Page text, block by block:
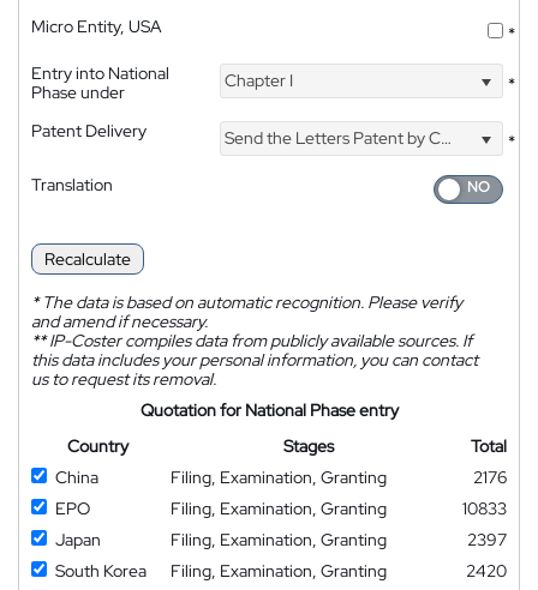
Micro Entity, USA
*
Entry into National
Phase under
Chapter I *
Patent Delivery Send the Letters Patent by Courier
*
Translation
Recalculate
*The data is based on automatic recognition. Please verify
and amend if necessary.
**IP-Coster compiles data from publicly available sources. If
this data includes your personal information, you can contact
us to request its removal.
Quotation for National Phase entry
Country
Stages
Total
China
Filing, Examination, Granting
2176
EPO
Filing, Examination, Granting
10833
Japan
Filing, Examination, Granting
2397
South Korea
Filing, Examination, Granting
2420